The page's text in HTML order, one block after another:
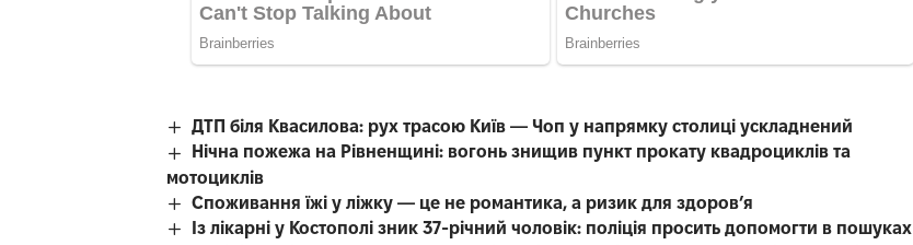
ДТП біля Квасилова: рух трасою Київ — Чоп у напрямку столиці ускладнений
Нічна пожежа на Рівненщині: вогонь знищив пункт прокату квадроциклів та
мотоциклів
Споживання їжі у ліжку — це не романтика, а ризик для здоров’я
Із лікарні у Костополі зник 37-річний чоловік: поліція просить допомогти в пошуках